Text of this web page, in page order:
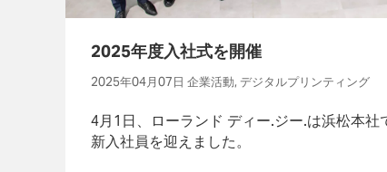
2025年度入社式を開催
2025年04月07日 企業活動, デジタルプリンティング
4月1日、ローランド ディー.ジー.は浜松本
新入社員を迎えました。